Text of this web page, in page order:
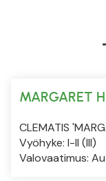
MARGARET
CLEMATIS
Vyöhyke: I-II (III)
Valovaatimus: Au